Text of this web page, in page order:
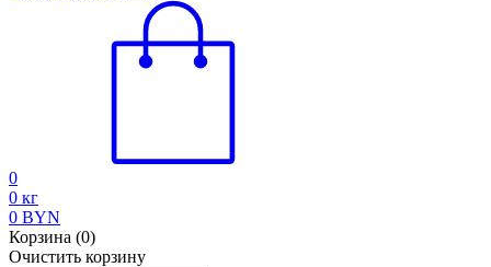
0
0 кг
0 BYN
Корзина (0)
Очистить корзину